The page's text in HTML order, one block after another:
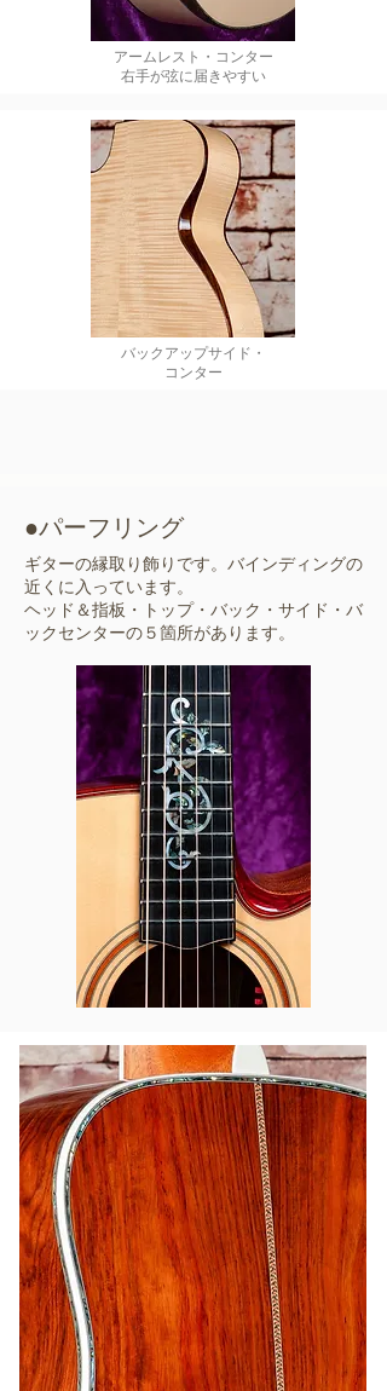
アームレスト・コンター
​右手が弦に届きやすい
バックアップサイド・
コンター
●パーフリング
ギターの縁取り飾りです。バインディングの
近くに入っています。
ヘッド＆指板・トップ・バック・サイド・バ
ックセンターの５箇所があります。